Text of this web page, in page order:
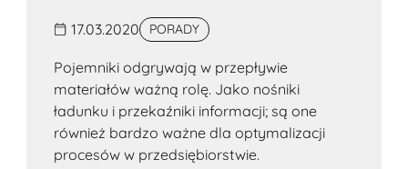
17.03.2020 PORADY
Pojemniki odgrywają w przepływie
materiałów ważną rolę. Jako nośniki
ładunku i przekaźniki informacji; są one
również bardzo ważne dla optymalizacji
procesów w przedsiębiorstwie.